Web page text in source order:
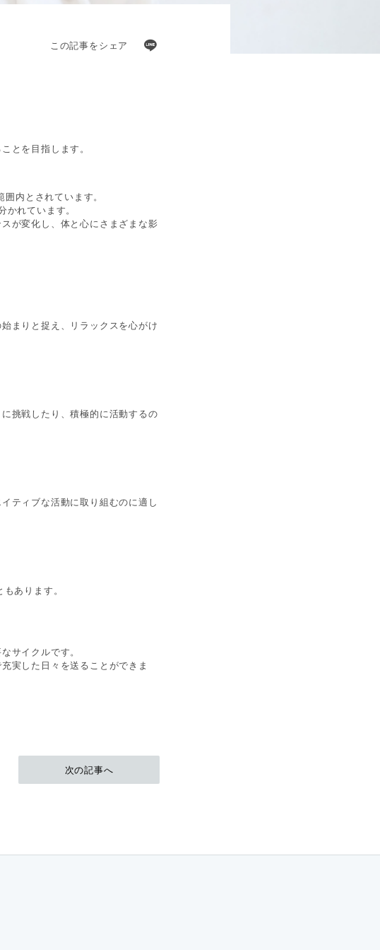
この記事をシェア
とを目指します。
内とされています。
かれています。
が変化し、体と心にさまざまな影
まりと捉え、リラックスを心がけ
挑戦したり、積極的に活動するの
ティブな活動に取り組むのに適し
あります。
サイクルです。
実した日々を送ることができま
次の記事へ